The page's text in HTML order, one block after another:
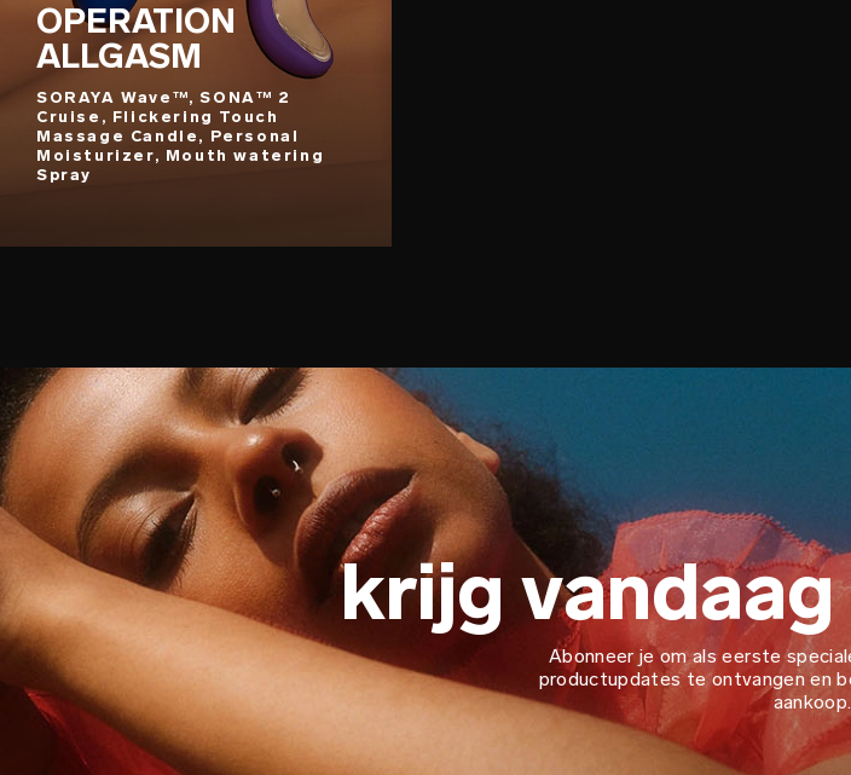
OPERATION
ALLGASM
SORAYA Wave™, SONA™ 2
Cruise, Flickering Touch
Massage Candle, Personal
Moisturizer, Mouth watering
Spray
krijg
Abonneer je om als eerste
productupdates te ontvangen en
aankoop.